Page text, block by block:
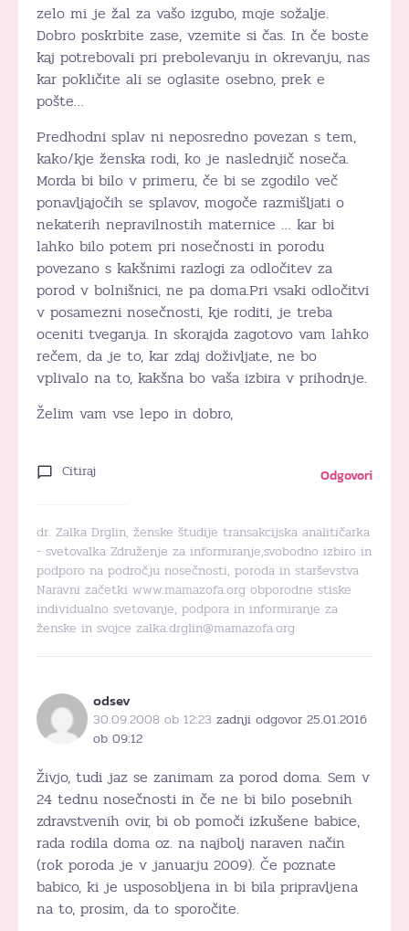
zelo mi je žal za vašo izgubo, moje sožalje.
Dobro poskrbite zase, vzemite si čas. In če boste
kaj potrebovali pri prebolevanju in okrevanju, nas
kar pokličite ali se oglasite osebno, prek e
pošte…
Predhodni splav ni neposredno povezan s tem,
kako/kje ženska rodi, ko je naslednjič noseča.
Morda bi bilo v primeru, če bi se zgodilo več
ponavljajočih se splavov, mogoče razmišljati o
nekaterih nepravilnostih maternice … kar bi
lahko bilo potem pri nosečnosti in porodu
povezano s kakšnimi razlogi za odločitev za
porod v bolnišnici, ne pa doma.Pri vsaki odločitvi
v posamezni nosečnosti, kje roditi, je treba
oceniti tveganja. In skorajda zagotovo vam lahko
rečem, da je to, kar zdaj doživljate, ne bo
vplivalo na to, kakšna bo vaša izbira v prihodnje.
Želim vam vse lepo in dobro,
Citiraj Odgovori
dr. Zalka Drglin, ženske študije transakcijska analitičarka
- svetovalka Združenje za informiranje,svobodno izbiro in
podporo na področju nosečnosti, poroda in starševstva
Naravni začetki www.mamazofa.org obporodne stiske
individualno svetovanje, podpora in informiranje za
ženske in svojce zalka.drglin@mamazofa.org
odsev
30.09.2008 ob 12:23 zadnji odgovor 25.01.2016
ob 09:12
Živjo, tudi jaz se zanimam za porod doma. Sem v
24 tednu nosečnosti in če ne bi bilo posebnih
zdravstvenih ovir, bi ob pomoči izkušene babice,
rada rodila doma oz. na najbolj naraven način
(rok poroda je v januarju 2009). Če poznate
babico, ki je usposobljena in bi bila pripravljena
na to, prosim, da to sporočite.